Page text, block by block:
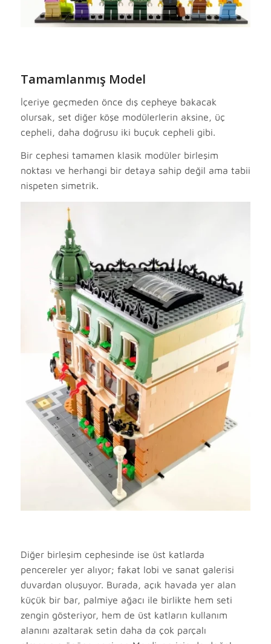
Tamamlanmış Model
İçeriye geçmeden önce dış cepheye bakacak
olursak, set diğer köşe modülerlerin aksine, üç
cepheli, daha doğrusu iki buçuk cepheli gibi.
Bir cephesi tamamen klasik modüler birleşim
noktası ve herhangi bir detaya sahip değil ama tabii
nispeten simetrik.
Diğer birleşim cephesinde ise üst katlarda
pencereler yer alıyor; fakat lobi ve sanat galerisi
duvardan oluşuyor. Burada, açık havada yer alan
küçük bir bar, palmiye ağacı ile birlikte hem seti
zengin gösteriyor, hem de üst katların kullanım
alanını azaltarak setin daha da çok parçalı